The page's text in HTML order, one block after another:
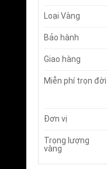
Loại Vàng
Bảo hành
Giao hàng
Miễn phí trọn đời
Đơn vị
Trọng lượng
vàng